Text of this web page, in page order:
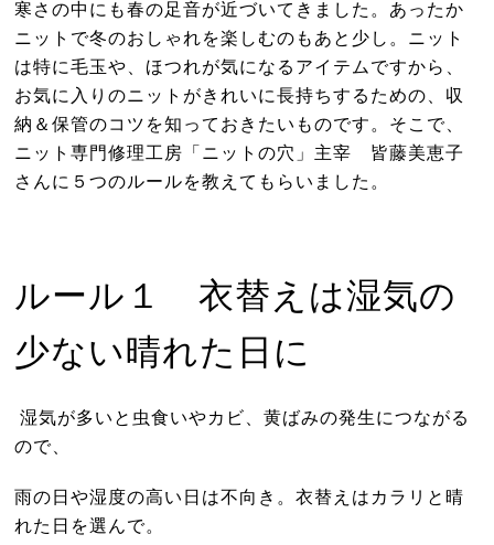
寒さの中にも春の足音が近づいてきました。あったか
ニットで冬のおしゃれを楽しむのもあと少し。ニット
は特に毛玉や、ほつれが気になるアイテムですから、
お気に入りのニットがきれいに長持ちするための、収
納＆保管のコツを知っておきたいものです。そこで、
ニット専門修理工房「ニットの穴」主宰 皆藤美恵子
さんに５つのルールを教えてもらいました。
ルール１ 衣替えは湿気の
少ない晴れた日に
湿気が多いと虫食いやカビ、黄ばみの発生につながる
ので、
雨の日や湿度の高い日は不向き。衣替えはカラリと晴
れた日を選んで。